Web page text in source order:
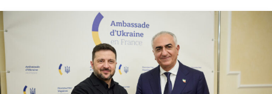
ohjaavat journalistiset ohjeet joista yksinkertaisin on sääntö
jonka mukaan toimittajan tehtävä ei ole välittää
mielipiteitä vaan tietoa. Mikä on tietoa? Tieto on […]